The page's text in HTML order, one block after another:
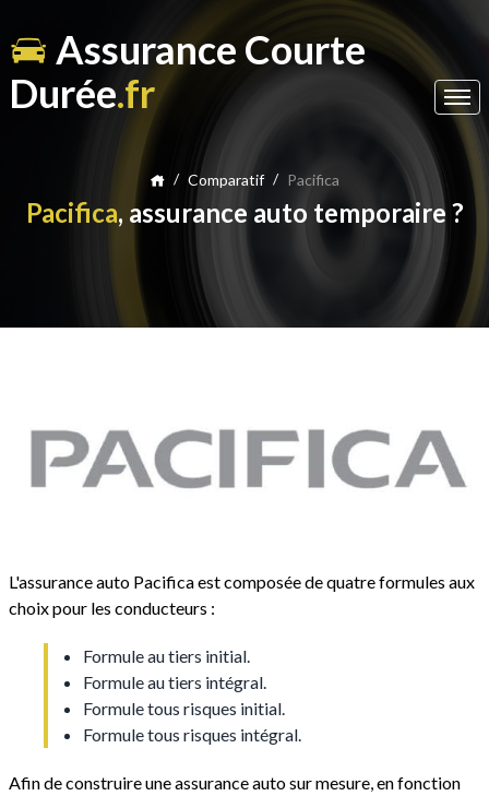
Assurance Courte
Durée.fr
/ Comparatif / Pacifica
Pacifica, assurance auto temporaire ?
L'assurance auto Pacifica est composée de quatre formules aux
choix pour les conducteurs :
Formule au tiers initial.
Formule au tiers intégral.
Formule tous risques initial.
Formule tous risques intégral.
Afin de construire une assurance auto sur mesure, en fonction